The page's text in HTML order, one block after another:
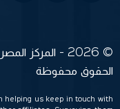
الحقوق محفوظة
helping us keep in touch with